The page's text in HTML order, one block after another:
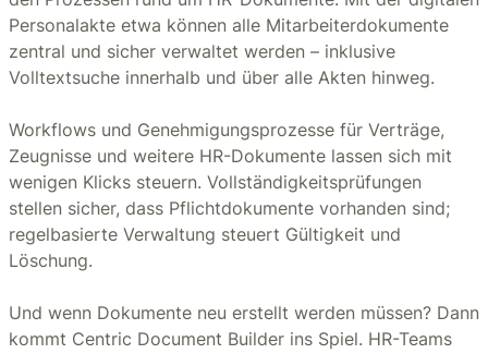
Personalakte etwa können alle Mitarbeiterdokumente
zentral und sicher verwaltet werden – inklusive
Volltextsuche innerhalb und über alle Akten hinweg.
Workflows und Genehmigungsprozesse für Verträge,
Zeugnisse und weitere HR-Dokumente lassen sich mit
wenigen Klicks steuern. Vollständigkeitsprüfungen
stellen sicher, dass Pflichtdokumente vorhanden sind;
regelbasierte Verwaltung steuert Gültigkeit und
Löschung.
Und wenn Dokumente neu erstellt werden müssen? Dann
kommt Centric Document Builder ins Spiel. HR-Teams